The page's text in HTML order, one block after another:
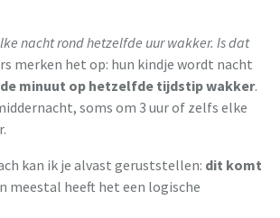
nacht rond hetzelfde uur wakker. Is dat
merken het op: hun kindje wordt nacht
minuut op hetzelfde tijdstip wakker.
soms om 3 uur of zelfs elke
kan ik je alvast geruststellen: dit komt
meestal heeft het een logische